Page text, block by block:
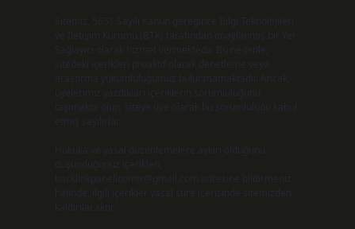
Sitemiz, 5651 Sayılı Kanun gereğince Bilgi Teknolojileri
ve İletişim Kurumu (BTK) tarafından onaylanmış bir Yer
Sağlayıcı olarak hizmet vermektedir. Bu nedenle,
sitedeki içerikleri proaktif olarak denetleme veya
araştırma yükümlülüğümüz bulunmamaktadır. Ancak,
üyelerimiz yazdıkları içeriklerin sorumluluğunu
taşımakta olup, siteye üye olarak bu sorumluluğu kabul
etmiş sayılırlar.
Hukuka ve yasal düzenlemelere aykırı olduğunu
düşündüğünüz içerikleri,
backlinkpanelicomtr@gmail.com adresine bildirmeniz
halinde, ilgili içerikler yasal süre içerisinde sitemizden
kaldırılacaktır.